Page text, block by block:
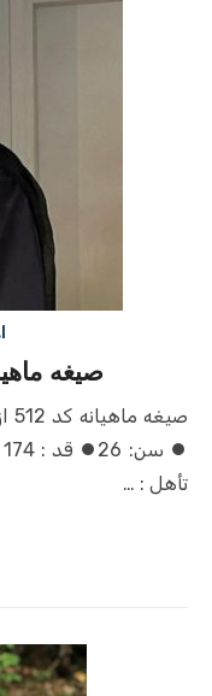
صیغه ماهیانه کد
تأهل : …